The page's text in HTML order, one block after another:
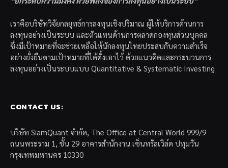
เราคือบริษัทวิจัยกลยุทธ์การลงทุนเชิงปริมาณ ผู้ให้บริการด้านการ
ลงทุนอย่างเป็นระบบ และตัวแทนด้านการตลาดกองทุนส่วนบุคคล
ซึ่งมีเป้าหมายที่จะช่วยเหลือให้นักลงทุนไทยประสบกับความสำเร็จ
อย่างยั่งยืนตามเป้าหมายที่ได้ตั้งเอาไว้ ด้วยแนวคิดและกระบวนการ
ลงทุนอย่างเป็นระบบแบบ Quantitative & Systematic Investing
CONTACT US:
บริษัท SiamQuant จำกัด, The Office at Central World 999/9
ถนนพระราม 1, ชั้น 29 อาคารสำนักงาน เซ็นทรัลเวิล์ด ปทุมวัน
กรุงเทพมหานคร 10330